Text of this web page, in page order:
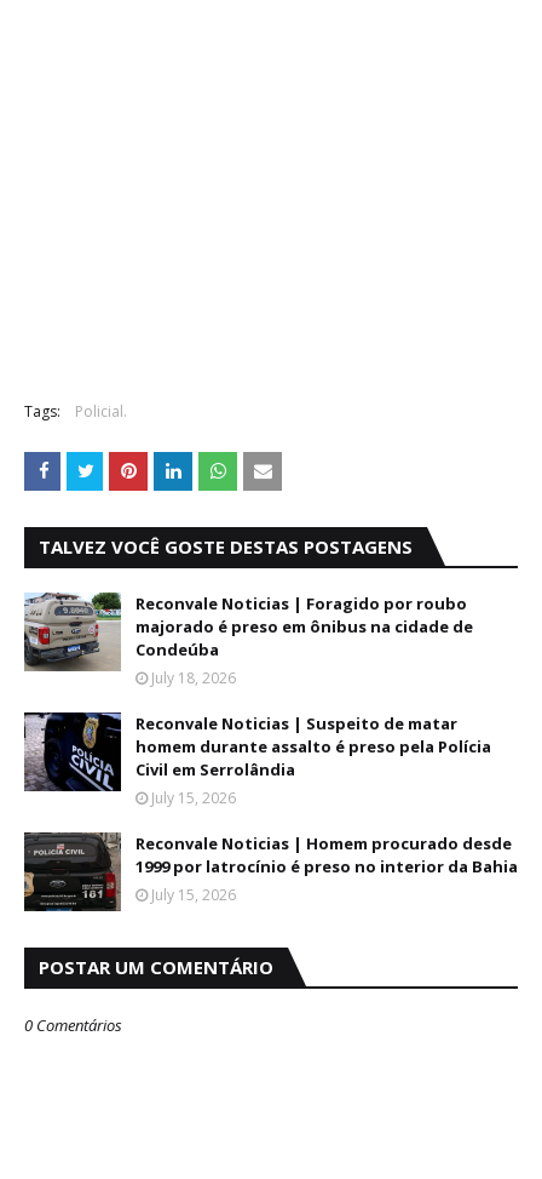
Tags: Policial.
TALVEZ VOCÊ GOSTE DESTAS POSTAGENS
Reconvale Noticias | Foragido por roubo
majorado é preso em ônibus na cidade de
Condeúba
July 18, 2026
Reconvale Noticias | Suspeito de matar
homem durante assalto é preso pela Polícia
Civil em Serrolândia
July 15, 2026
Reconvale Noticias | Homem procurado desde
1999 por latrocínio é preso no interior da Bahia
July 15, 2026
POSTAR UM COMENTÁRIO
0 Comentários